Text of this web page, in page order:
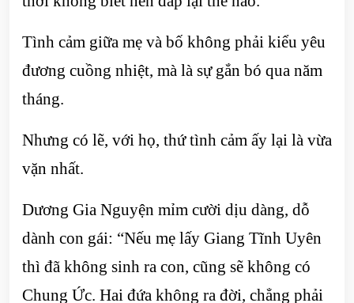
Tình cảm giữa mẹ và bố không phải kiểu yêu
đương cuồng nhiệt, mà là sự gắn bó qua năm
tháng.
Nhưng có lẽ, với họ, thứ tình cảm ấy lại là vừa
vặn nhất.
Dương Gia Nguyện mỉm cười dịu dàng, dỗ
dành con gái: “Nếu mẹ lấy Giang Tĩnh Uyên
thì đã không sinh ra con, cũng sẽ không có
Chung Ức. Hai đứa không ra đời, chẳng phải